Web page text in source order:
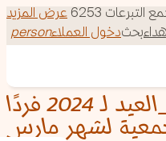
عرض المزيد
personدخول العملاءبحث
شحن ⁧‫#كسوة_العيد‬⁩ لـ 2024 فردًا
لشهر مارس